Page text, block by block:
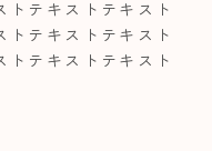
トテキストテキスト
トテキストテキスト
トテキストテキスト